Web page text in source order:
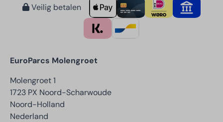
Veilig betalen
EuroParcs Molengroet
Molengroet 1
1723 PX Noord-Scharwoude
Noord-Holland
Nederland